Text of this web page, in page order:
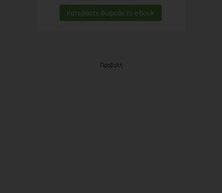
Προβολή